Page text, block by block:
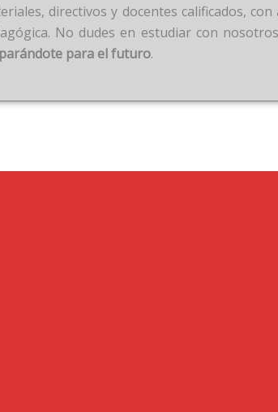
directivos y docentes calificados,
No dudes en estudiar con
para el futuro.